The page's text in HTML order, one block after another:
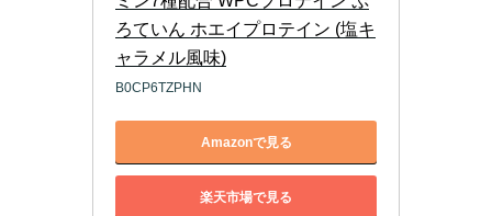
ろていん ホエイプロテイン (塩キ
ャラメル風味)
B0CP6TZPHN
Amazonで見る
楽天市場で見る